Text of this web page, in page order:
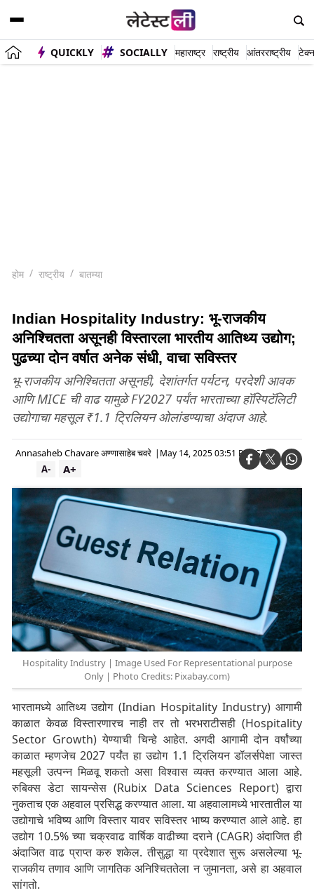
QUICKLY SOCIALLY महाराष्ट्र राष्ट्रीय आंतरराष्ट्रीय
होम राष्ट्रीय बातम्या
Indian Hospitality Industry: भू-राजकीय
अनिश्चितता असूनही विस्तारला भारतीय आतिथ्य उद्योग;
पुढच्या दोन वर्षात अनेक संधी, वाचा सविस्तर
भू-राजकीय अनिश्चितता असूनही, देशांतर्गत पर्यटन, परदेशी आवक
आणि MICE ची वाढ यामुळे FY2027 पर्यंत भारताच्या हॉस्पिटॅलिटी
उद्योगाचा महसूल ₹1.1 ट्रिलियन ओलांडण्याचा अंदाज आहे.
Annasaheb Chavare अण्णासाहेब चवरे | May 14, 2025 03:51 PM IST
A+
A-
Hospitality Industry | Image Used For Representational purpose
Only | Photo Credits: Pixabay.com)
भारतामध्ये आतिथ्य उद्योग (Indian Hospitality Industry) आगामी
काळात केवळ विस्तारणारच नाही तर तो भरभराटीसही (Hospitality
Sector Growth) येण्याची चिन्हे आहेत. अगदी आगामी दोन वर्षांच्या
काळात म्हणजेच 2027 पर्यंत हा उद्योग 1.1 ट्रिलियन डॉलर्सपेक्षा जास्त
महसूली उत्पन्न मिळवू शकतो असा विश्वास व्यक्त करण्यात आला आहे.
रुबिक्स डेटा सायन्सेस (Rubix Data Sciences Report) द्वारा
नुकताच एक अहवाल प्रसिद्ध करण्यात आला. या अहवालामध्ये भारतातील या
उद्योगाचे भविष्य आणि विस्तार यावर सविस्तर भाष्य करण्यात आले आहे. हा
उद्योग 10.5% च्या चक्रवाढ वार्षिक वाढीच्या दराने (CAGR) अंदाजित ही
अंदाजित वाढ प्राप्त करु शकेल. तीसुद्धा या प्रदेशात सुरू असलेल्या भू-
राजकीय तणाव आणि जागतिक अनिश्चिततेला न जुमानता, असे हा अहवाल
सांगतो.